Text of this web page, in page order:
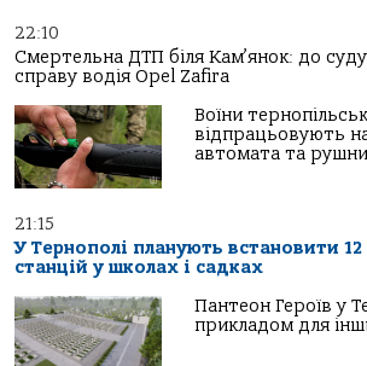
22:10
Смертельна ДТП біля Кам’янок: до
справу водія Opel Zafira
Воїни
відпрацьовують
автомата та
21:15
У Тернополі планують встановити
станцій у школах і садках
Пантеон Героїв у
прикладом для